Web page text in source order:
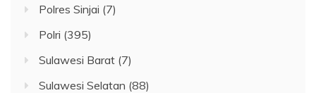
Polres Sinjai (7)
Polri (395)
Sulawesi Barat (7)
Sulawesi Selatan (88)